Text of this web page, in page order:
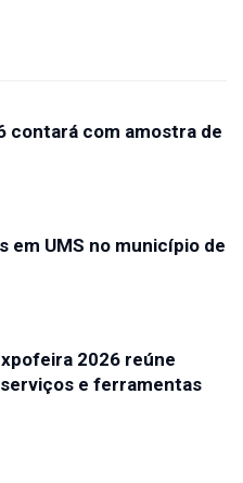
contará com amostra de
em UMS no município de
2026 reúne
e ferramentas